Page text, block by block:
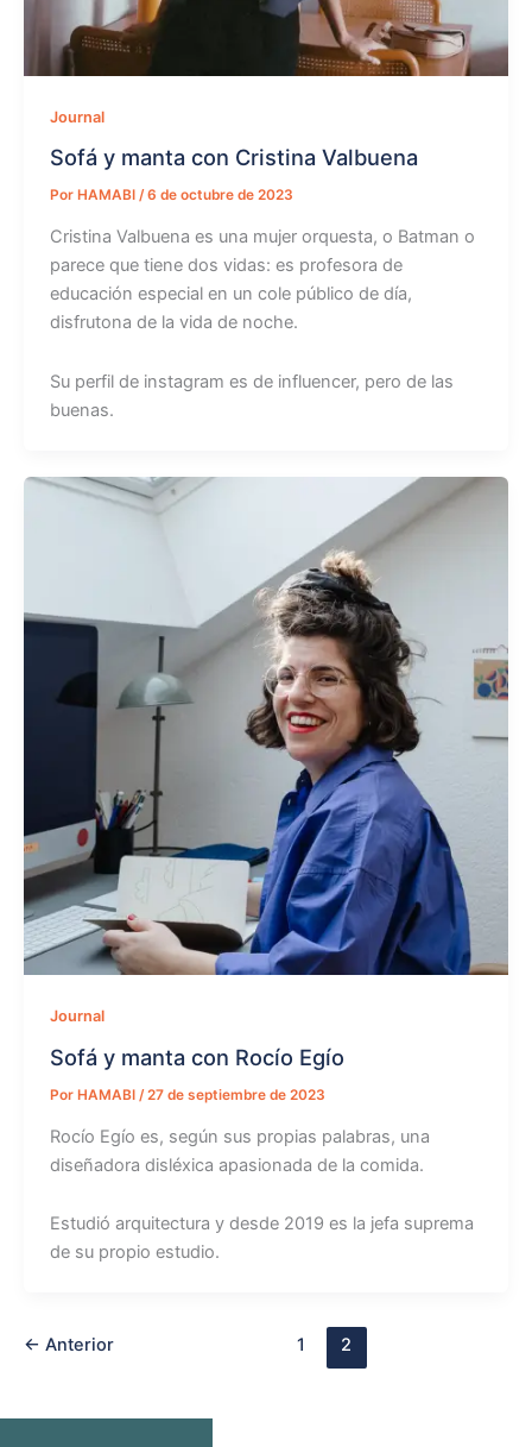
Journal
Sofá y manta con Cristina Valbuena
Por HAMABI /6 de octubre de 2023
Cristina Valbuena es una mujer orquesta, o Batman o
parece que tiene dos vidas: es profesora de
educación especial en un cole público de día,
disfrutona de la vida de noche.
Su perfil de instagram es de influencer, pero de las
buenas.
Journal
Sofá y manta con Rocío Egío
Por HAMABI /27 de septiembre de 2023
Rocío Egío es, según sus propias palabras, una
diseñadora disléxica apasionada de la comida.
Estudió arquitectura y desde 2019 es la jefa suprema
de su propio estudio.
← Anterior 1 2